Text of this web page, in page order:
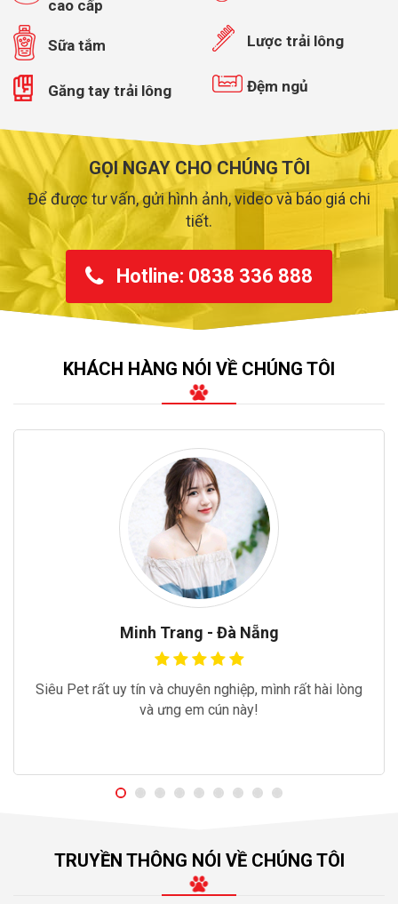
cao cấp
Sữa tắm Lược trải lông
Găng tay trải lông Đệm ngủ
GỌI NGAY CHO CHÚNG TÔI
Để được tư vấn, gửi hình ảnh, video và báo giá chi
tiết.
Hotline: 0838 336 888
KHÁCH HÀNG NÓI VỀ CHÚNG TÔI
Minh Trang - Đà Nẵng
Siêu Pet rất uy tín và chuyên nghiệp, mình rất hài lòng
và ưng em cún này!
TRUYỀN THÔNG NÓI VỀ CHÚNG TÔI